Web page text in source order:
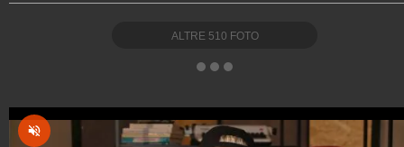
ALTRE 510 FOTO